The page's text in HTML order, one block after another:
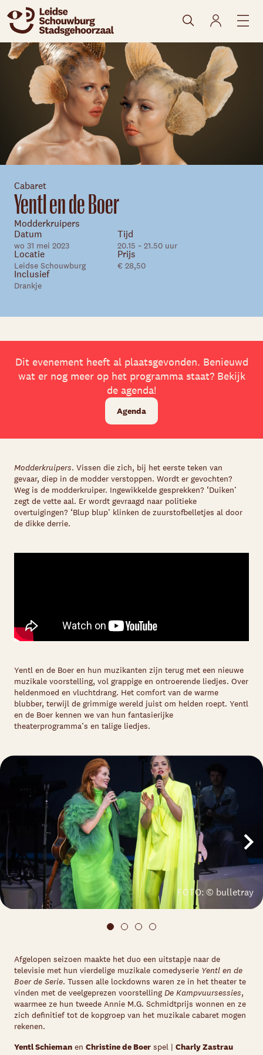
Skip navigatie
naar agenda
Cabaret
Yentl en de Boer
Modderkruipers
Datum
wo 31 mei 2023
Tijd
20.15 ~ 21.50 uur
Locatie
Leidse Schouwburg
Prijs
€ 28,50
Inclusief
Drankje
Dit evenement heeft al plaatsgevonden. Benieuwd
wat er nog meer op het programma staat? Bekijk
de agenda!
Agenda
Modderkruipers. Vissen die zich, bij het eerste teken van
gevaar, diep in de modder verstoppen. Wordt er gevochten?
Weg is de modderkruiper. Ingewikkelde gesprekken? ‘Duiken’
zegt de vette aal. Er wordt gevraagd naar politieke
overtuigingen? ‘Blup blup’ klinken de zuurstofbelletjes al door
de dikke derrie.
Yentl en de Boer en hun muzikanten zijn terug met een nieuwe
muzikale voorstelling, vol grappige en ontroerende liedjes. Over
heldenmoed en vluchtdrang. Het comfort van de warme
blubber, terwijl de grimmige wereld juist om helden roept. Yentl
en de Boer kennen we van hun fantasierijke
theaterprogramma’s en talige liedjes.
FOTO: © bulletray
Afgelopen seizoen maakte het duo een uitstapje naar de
televisie met hun vierdelige muzikale comedyserie Yentl en de
Boer de Serie. Tussen alle lockdowns waren ze in het theater te
vinden met de veelgeprezen voorstelling De Kampvuursessies,
waarmee ze hun tweede Annie M.G. Schmidtprijs wonnen en ze
zich definitief tot de kopgroep van het muzikale cabaret mogen
rekenen.
Yentl Schieman en Christine de Boer spel | Charly Zastrau